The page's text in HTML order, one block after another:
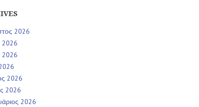
2026
2026
2026
2026
2026
2026